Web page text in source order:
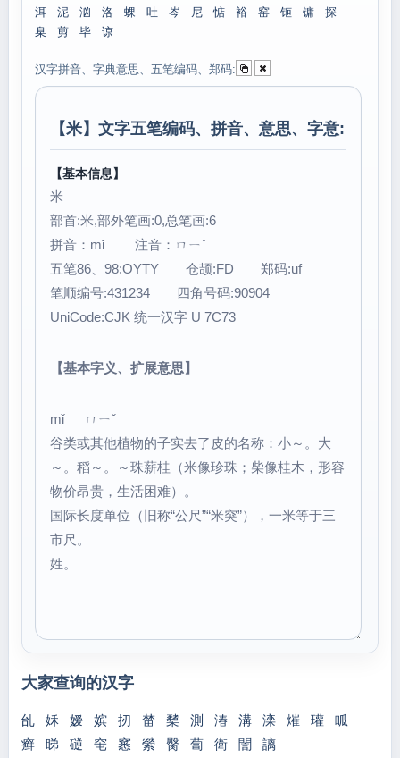
洱
泥 汹 洛 蜾 吐 岑 尼 惦 裕 窑 钷 镛
探
臬
剪 毕 谅
汉字拼音、字典意思、五笔编码、郑码:
【米】文字五笔编码、拼音、意思、字意:
【基本信息】
米
部首:米,部外笔画:0,总笔画:6
拼音：mǐ 注音：ㄇㄧˇ
五笔86、98:OYTY 仓颉:FD 郑码:uf
笔顺编号:431234 四角号码:90904
UniCode:CJK 统一汉字 U 7C73
【基本字义、扩展意思】
mǐ ㄇㄧˇ
谷类或其他植物的子实去了皮的名称：小～。大
～。稻～。～珠薪桂（米像珍珠；柴像桂木，形容
物价昂贵，生活困难）。
国际长度单位（旧称“公尺”“米突”），一米等于三
市尺。
姓。
大家查询的汉字
乨 姀 嫒 嫔 扨 榃 櫫 測 湷 溝 滦 熣 瓘
畖
癣
睇 磀 窀 窸 縈 臋 蔔 衛 誾 謧